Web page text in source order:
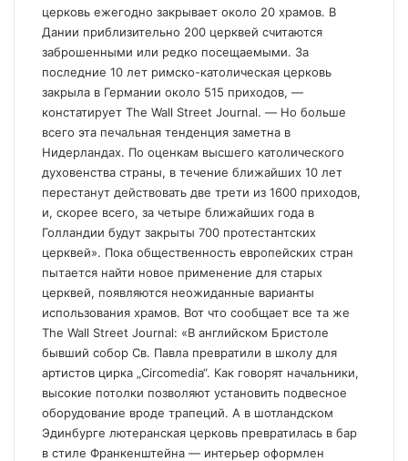
церковь ежегодно закрывает около 20 храмов. В
Дании приблизительно 200 церквей считаются
заброшенными или редко посещаемыми. За
последние 10 лет римско-католическая церковь
закрыла в Германии около 515 приходов, —
констатирует The Wall Street Journal. — Но больше
всего эта печальная тенденция заметна в
Нидерландах. По оценкам высшего католического
духовенства страны, в течение ближайших 10 лет
перестанут действовать две трети из 1600 приходов,
и, скорее всего, за четыре ближайших года в
Голландии будут закрыты 700 протестантских
церквей». Пока общественность европейских стран
пытается найти новое применение для старых
церквей, появляются неожиданные варианты
использования храмов. Вот что сообщает все та же
The Wall Street Journal: «В английском Бристоле
бывший собор Св. Павла превратили в школу для
артистов цирка „Circomedia“. Как говорят начальники,
высокие потолки позволяют установить подвесное
оборудование вроде трапеций. А в шотландском
Эдинбурге лютеранская церковь превратилась в бар
в стиле Франкенштейна — интерьер оформлен